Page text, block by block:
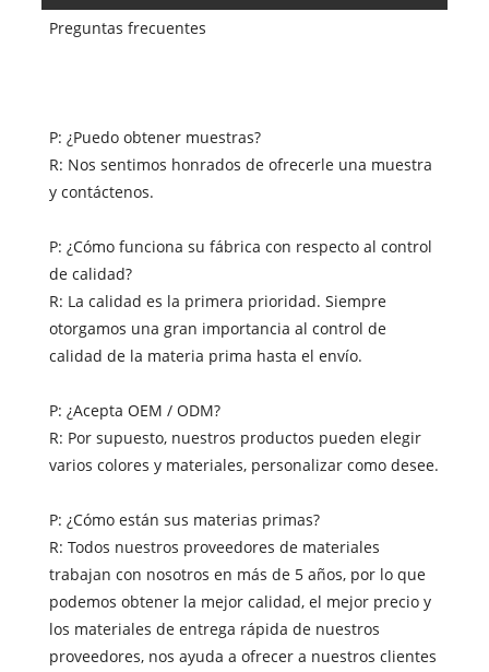
Preguntas frecuentes
P: ¿Puedo obtener muestras?
R: Nos sentimos honrados de ofrecerle una muestra
y contáctenos.
P: ¿Cómo funciona su fábrica con respecto al control
de calidad?
R: La calidad es la primera prioridad. Siempre
otorgamos una gran importancia al control de
calidad de la materia prima hasta el envío.
P: ¿Acepta OEM / ODM?
R: Por supuesto, nuestros productos pueden elegir
varios colores y materiales, personalizar como desee.
P: ¿Cómo están sus materias primas?
R: Todos nuestros proveedores de materiales
trabajan con nosotros en más de 5 años, por lo que
podemos obtener la mejor calidad, el mejor precio y
los materiales de entrega rápida de nuestros
proveedores, nos ayuda a ofrecer a nuestros clientes